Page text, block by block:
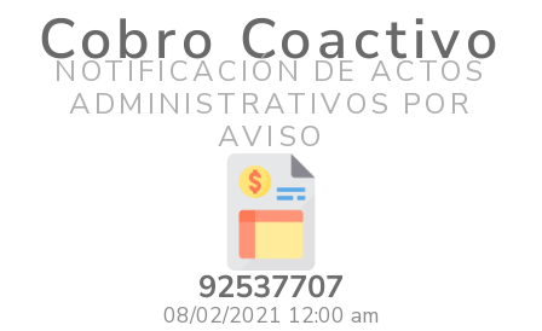
Cobro Coactivo
NOTIFICACIÓN DE ACTOS
ADMINISTRATIVOS POR
AVISO
92537707
08/02/2021 12:00 am